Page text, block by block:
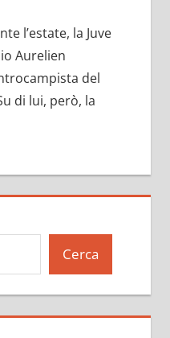
l’estate, la Juve
Aurelien
del
di lui, però, la
Cerca